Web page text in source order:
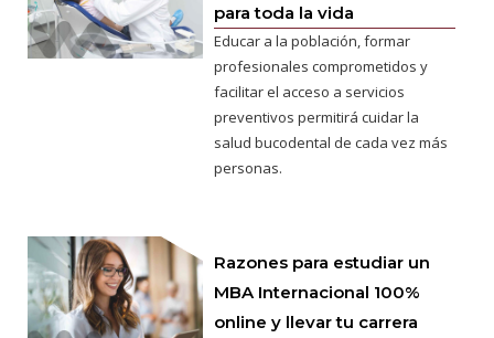
para toda la vida
Educar a la población, formar
profesionales comprometidos y
facilitar el acceso a servicios
preventivos permitirá cuidar la
salud bucodental de cada vez más
personas.
Razones para estudiar un
MBA Internacional 100%
online y llevar tu carrera